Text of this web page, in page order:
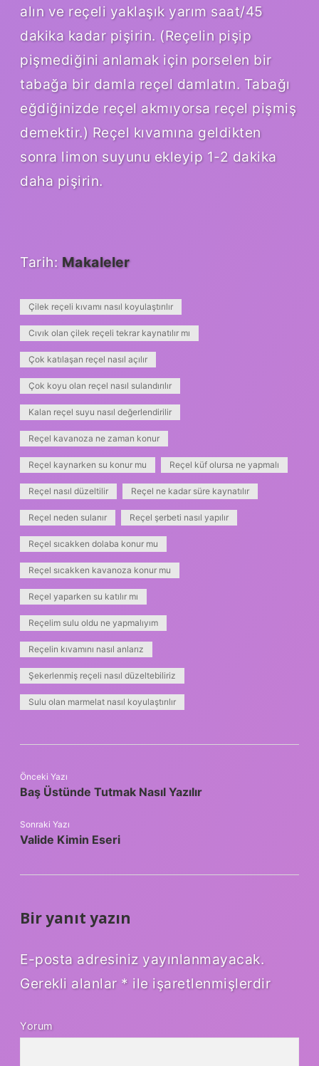
alın ve reçeli yaklaşık yarım saat/45
dakika kadar pişirin. (Reçelin pişip
pişmediğini anlamak için porselen bir
tabağa bir damla reçel damlatın. Tabağı
eğdiğinizde reçel akmıyorsa reçel pişmiş
demektir.) Reçel kıvamına geldikten
sonra limon suyunu ekleyip 1-2 dakika
daha pişirin.
Tarih: Makaleler
Çilek reçeli kıvamı nasıl koyulaştırılır
Cıvık olan çilek reçeli tekrar kaynatılır mı
Çok katılaşan reçel nasıl açılır
Çok koyu olan reçel nasıl sulandırılır
Kalan reçel suyu nasıl değerlendirilir
Reçel kavanoza ne zaman konur
Reçel kaynarken su konur mu Reçel küf olursa ne yapmalı
Reçel nasıl düzeltilir Reçel ne kadar süre kaynatılır
Reçel neden sulanır Reçel şerbeti nasıl yapılır
Reçel sıcakken dolaba konur mu
Reçel sıcakken kavanoza konur mu
Reçel yaparken su katılır mı
Reçelim sulu oldu ne yapmalıyım
Reçelin kıvamını nasıl anlarız
Şekerlenmiş reçeli nasıl düzeltebiliriz
Sulu olan marmelat nasıl koyulaştırılır
Önceki Yazı
Baş Üstünde Tutmak Nasıl Yazılır
Sonraki Yazı
Valide Kimin Eseri
Bir yanıt yazın
E-posta adresiniz yayınlanmayacak.
Gerekli alanlar * ile işaretlenmişlerdir
Yorum